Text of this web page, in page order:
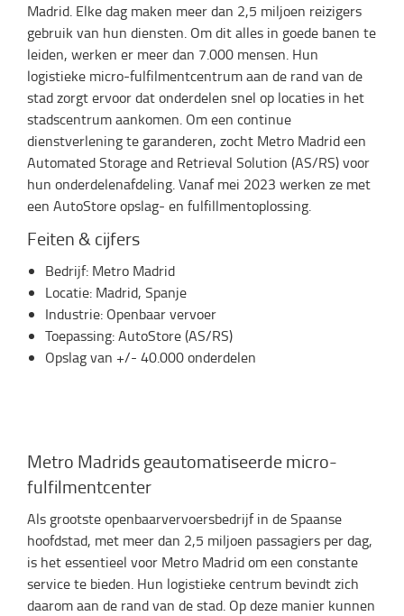
Madrid. Elke dag maken meer dan 2,5 miljoen reizigers
gebruik van hun diensten. Om dit alles in goede banen te
leiden, werken er meer dan 7.000 mensen. Hun
logistieke micro-fulfilmentcentrum aan de rand van de
stad zorgt ervoor dat onderdelen snel op locaties in het
stadscentrum aankomen. Om een continue
dienstverlening te garanderen, zocht Metro Madrid een
Automated Storage and Retrieval Solution (AS/RS) voor
hun onderdelenafdeling. Vanaf mei 2023 werken ze met
een AutoStore opslag- en fulfillmentoplossing.
Feiten & cijfers
Bedrijf: Metro Madrid
Locatie: Madrid, Spanje
Industrie: Openbaar vervoer
Toepassing: AutoStore (AS/RS)
Opslag van +/- 40.000 onderdelen
Metro Madrids geautomatiseerde micro-
fulfilmentcenter
Als grootste openbaarvervoersbedrijf in de Spaanse
hoofdstad, met meer dan 2,5 miljoen passagiers per dag,
is het essentieel voor Metro Madrid om een constante
service te bieden. Hun logistieke centrum bevindt zich
daarom aan de rand van de stad. Op deze manier kunnen